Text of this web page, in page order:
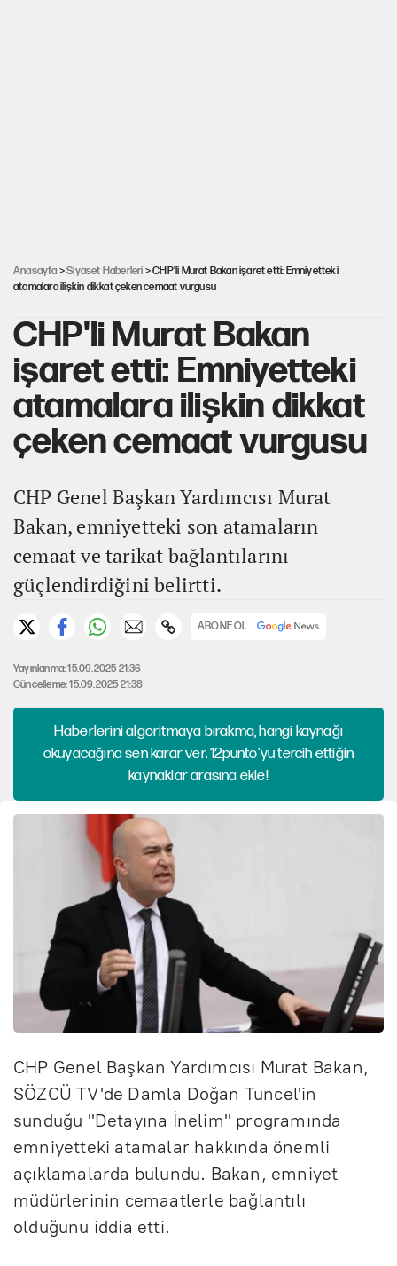
Anasayfa >Siyaset Haberleri > CHP'li Murat Bakan işaret etti: Emniyetteki
atamalara ilişkin dikkat çeken cemaat vurgusu
CHP'li Murat Bakan
işaret etti: Emniyetteki
atamalara ilişkin dikkat
çeken cemaat vurgusu
CHP Genel Başkan Yardımcısı Murat
Bakan, emniyetteki son atamaların
cemaat ve tarikat bağlantılarını
güçlendirdiğini belirtti.
ABONE OL
Yayınlanma: 15.09.2025 21:36
Güncelleme: 15.09.2025 21:38
Haberlerini algoritmaya bırakma, hangi kaynağı
okuyacağına sen karar ver. 12punto'yu tercih ettiğin
kaynaklar arasına ekle!
CHP Genel Başkan Yardımcısı Murat Bakan,
SÖZCÜ TV'de Damla Doğan Tuncel'in
sunduğu "Detayına İnelim" programında
emniyetteki atamalar hakkında önemli
açıklamalarda bulundu. Bakan, emniyet
müdürlerinin cemaatlerle bağlantılı
olduğunu iddia etti.